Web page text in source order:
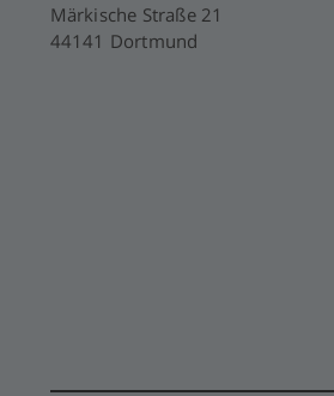
Märkische Straße 21
44141 Dortmund